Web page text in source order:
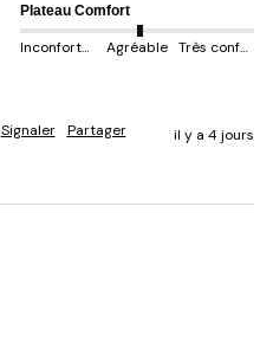
Plateau Comfort
Inconfortable Agréable Très confortable
Signaler Partager il y a 4 jours